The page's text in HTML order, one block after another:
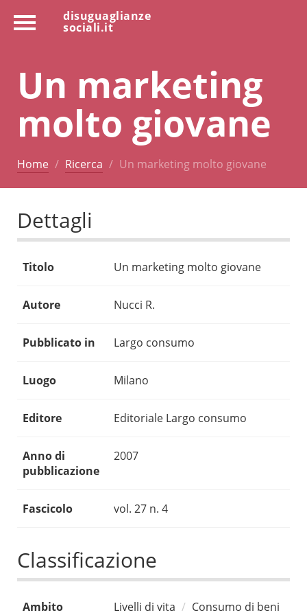
disuguaglianze
sociali.it
Un marketing
molto giovane
Home Ricerca Un marketing molto giovane
Dettagli
Titolo Un marketing molto giovane
Autore Nucci R.
Pubblicato in Largo consumo
Luogo Milano
Editore Editoriale Largo consumo
Anno di
pubblicazione
2007
Fascicolo vol. 27 n. 4
Classificazione
Ambito
Livelli di vita
Consumo di beni